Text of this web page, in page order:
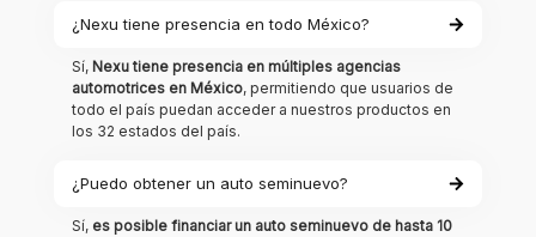
¿Nexu tiene presencia en todo México?
Sí, Nexu tiene presencia en múltiples agencias
automotrices en México, permitiendo que usuarios de
todo el país puedan acceder a nuestros productos en
los 32 estados del país.
¿Puedo obtener un auto seminuevo?
Sí, es posible financiar un auto seminuevo de hasta 10